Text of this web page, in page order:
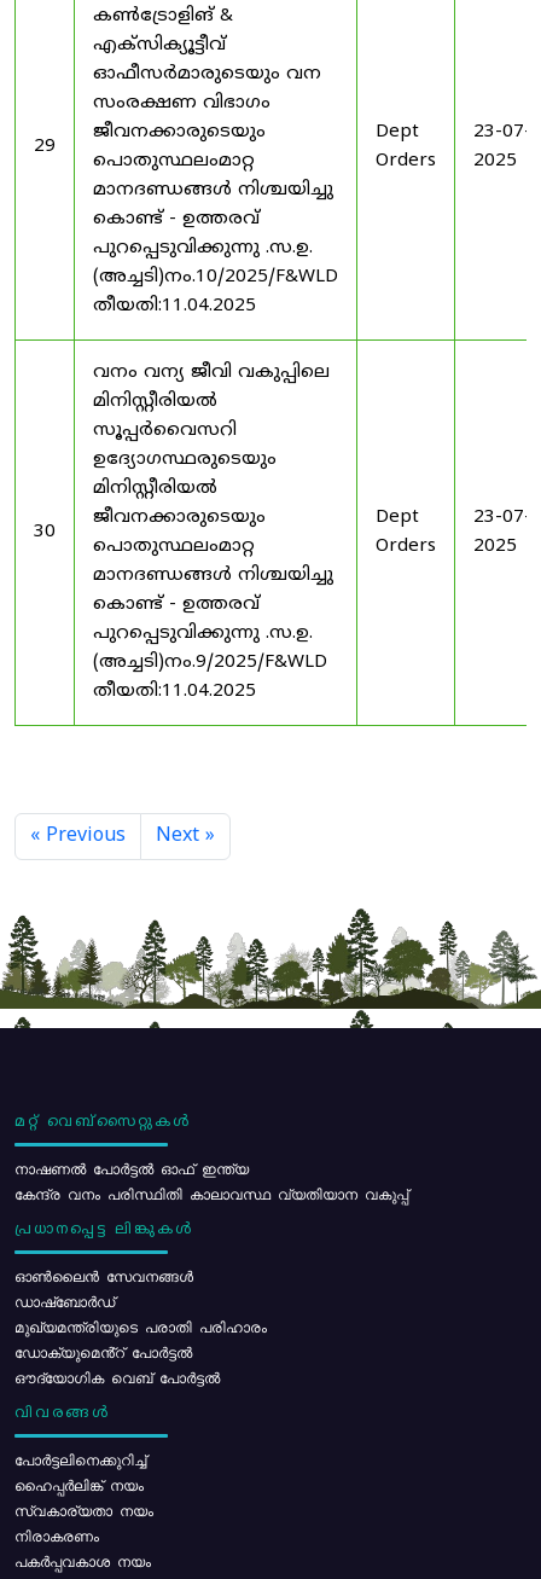
29
കൺട്രോളിങ് &
എക്സിക്യൂട്ടീവ്
ഓഫീസർമാരുടെയും വന
സംരക്ഷണ വിഭാഗം
ജീവനക്കാരുടെയും
പൊതുസ്ഥലംമാറ്റ
മാനദണ്ഡങ്ങൾ നിശ്ചയിച്ചു
കൊണ്ട് - ഉത്തരവ്
പുറപ്പെടുവിക്കുന്നു .സ.ഉ.
(അച്ചടി)നം.10/2025/F&WLD
തീയതി:11.04.2025
Dept
Orders
23-07-
2025
30
വനം വന്യ ജീവി വകുപ്പിലെ
മിനിസ്റ്റീരിയൽ
സൂപ്പർവൈസറി
ഉദ്യോഗസ്ഥരുടെയും
മിനിസ്റ്റീരിയൽ
ജീവനക്കാരുടെയും
പൊതുസ്ഥലംമാറ്റ
മാനദണ്ഡങ്ങൾ നിശ്ചയിച്ചു
കൊണ്ട് - ഉത്തരവ്
പുറപ്പെടുവിക്കുന്നു .സ.ഉ.
(അച്ചടി)നം.9/2025/F&WLD
തീയതി:11.04.2025
Dept
Orders
23-07-
2025
« Previous Next »
മറ്റ് വെബ്സൈറ്റുകൾ
നാഷണൽ പോർട്ടൽ ഓഫ് ഇന്ത്യ
കേന്ദ്ര വനം പരിസ്ഥിതി കാലാവസ്ഥ വ്യതിയാന വകുപ്പ്
പ്രധാനപ്പെട്ട ലിങ്കുകൾ
ഓൺലൈൻ സേവനങ്ങൾ
ഡാഷ്ബോർഡ്
മുഖ്യമന്ത്രിയുടെ പരാതി പരിഹാരം
ഡോക്യുമെൻ്റ് പോർട്ടൽ
ഔദ്യോഗിക വെബ് പോർട്ടൽ
വിവരങ്ങൾ
പോര്‍ട്ടലിനെക്കുറിച്ച്
ഹൈപ്പർലിങ്ക് നയം
സ്വകാര്യതാ നയം
നിരാകരണം
പകർപ്പവകാശ നയം